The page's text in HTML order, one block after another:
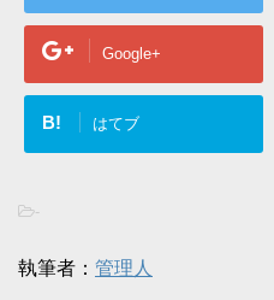
Google+
B! はてブ
-
執筆者： 管理人